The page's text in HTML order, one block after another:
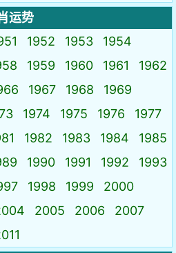
运势
1952 1953
1954
1959 1960 1961
1962
1967 1968
1969
1974 1975 1976
1977
1982 1983 1984
1985
1990 1991 1992
1993
1998 1999
2000
2005 2006
2007